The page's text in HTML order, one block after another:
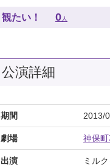
観たい！ 0 人
公演詳細
期間 2013/
劇場 神保町
出演
ミル